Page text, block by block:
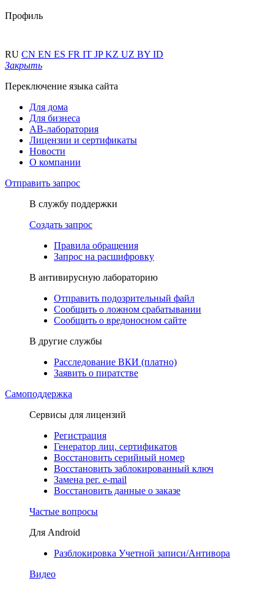
Профиль
RU CN EN ES FR IT JPKZ UZ BY ID
Закрыть
Переключение языка сайта
Для дома
Для бизнеса
АВ-лаборатория
Лицензии и сертификаты
Новости
О компании
Отправить запрос
В службу поддержки
Создать запрос
Правила обращения
Запрос на расшифровку
В антивирусную лабораторию
Отправить подозрительный файл
Сообщить о ложном срабатывании
Сообщить о вредоносном сайте
В другие службы
Расследование ВКИ (платно)
Заявить о пиратстве
Самоподдержка
Сервисы для лицензий
Регистрация
Генератор лиц. сертификатов
Восстановить серийный номер
Восстановить заблокированный ключ
Замена рег. e-mail
Восстановить данные о заказе
Частые вопросы
Для Android
Разблокировка Учетной записи/Антивора
Видео